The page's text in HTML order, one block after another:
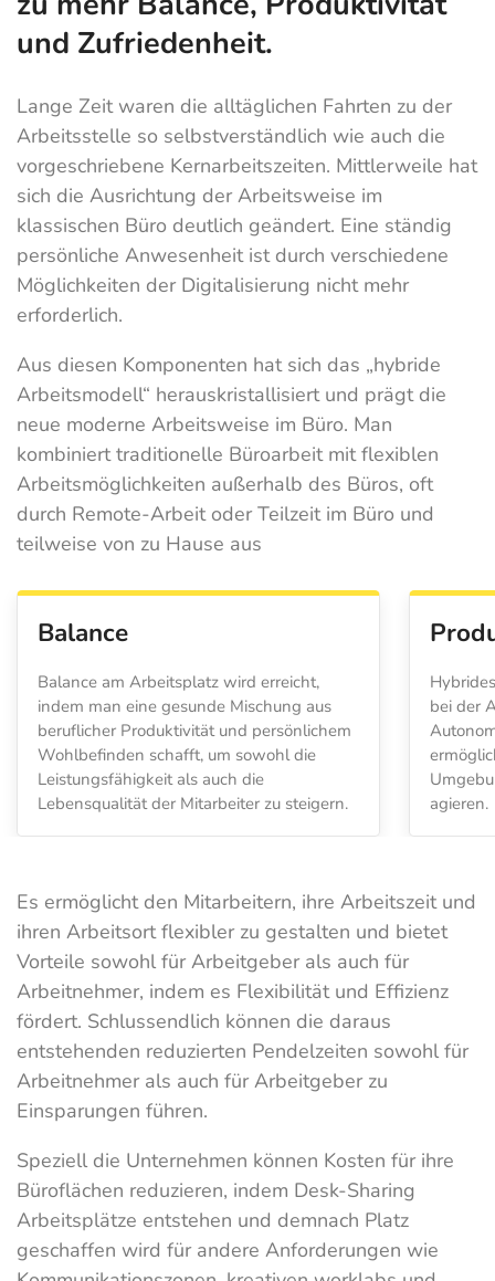
und Zufriedenheit.
Lange Zeit waren die alltäglichen Fahrten zu der
Arbeitsstelle so selbstverständlich wie auch die
vorgeschriebene Kernarbeitszeiten. Mittlerweile hat
sich die Ausrichtung der Arbeitsweise im
klassischen Büro deutlich geändert. Eine ständig
persönliche Anwesenheit ist durch verschiedene
Möglichkeiten der Digitalisierung nicht mehr
erforderlich.
Aus diesen Komponenten hat sich das „hybride
Arbeitsmodell“ herauskristallisiert und prägt die
neue moderne Arbeitsweise im Büro. Man
kombiniert traditionelle Büroarbeit mit flexiblen
Arbeitsmöglichkeiten außerhalb des Büros, oft
durch Remote-Arbeit oder Teilzeit im Büro und
teilweise von zu Hause aus
Balance
Balance am Arbeitsplatz wird erreicht,
indem man eine gesunde Mischung aus
beruflicher Produktivität und persönlichem
Wohlbefinden schafft, um sowohl die
Leistungsfähigkeit als auch die
Lebensqualität der Mitarbeiter zu steigern.
bei der
agieren.
Es ermöglicht den Mitarbeitern, ihre Arbeitszeit und
ihren Arbeitsort flexibler zu gestalten und bietet
Vorteile sowohl für Arbeitgeber als auch für
Arbeitnehmer, indem es Flexibilität und Effizienz
fördert. Schlussendlich können die daraus
entstehenden reduzierten Pendelzeiten sowohl für
Arbeitnehmer als auch für Arbeitgeber zu
Einsparungen führen.
Speziell die Unternehmen können Kosten für ihre
Büroflächen reduzieren, indem Desk-Sharing
Arbeitsplätze entstehen und demnach Platz
geschaffen wird für andere Anforderungen wie